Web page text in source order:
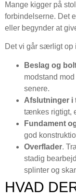
Mange kigger på
forbindelserne. Det
eller begynder at
Det vi går særligt op
Beslag og
modstand
senere.
Afslutninger i
tænkes rigtigt,
Fundament
god
Overflader.
stadig
splinter og
HVAD